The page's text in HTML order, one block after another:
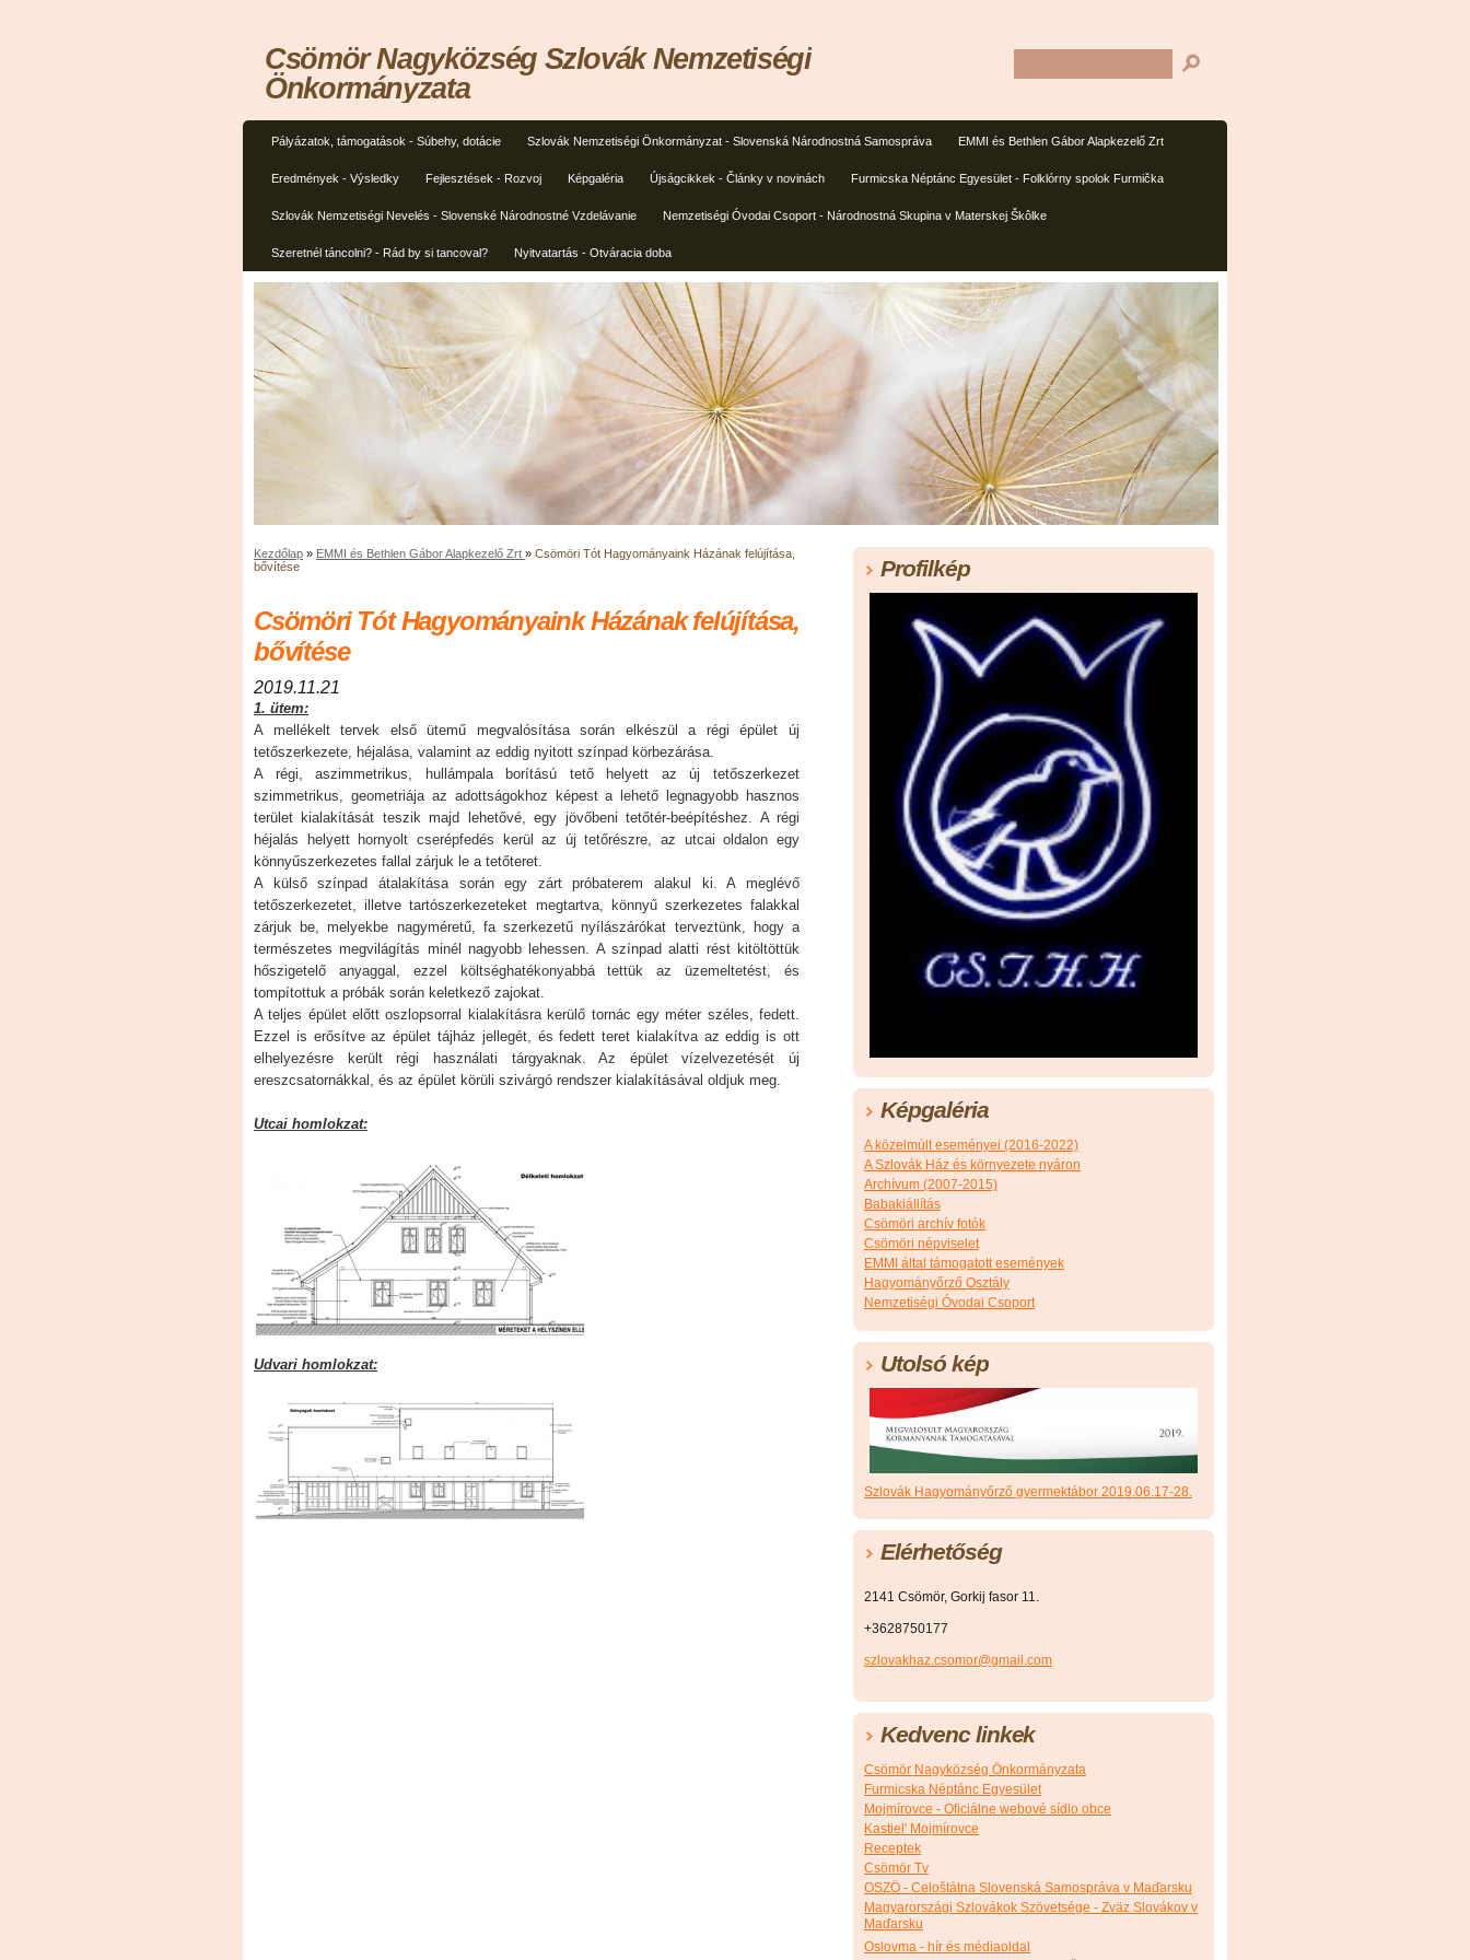
Pályázatok, támogatások - Súbehy, dotácie Szlovák Nemzetiségi Önkormányzat - Slovenská Národnostná Samospráva EMMI és Bethlen Gábor Alapkezelő Zrt
Eredmények - Výsledky Fejlesztések - Rozvoj Képgaléria Újságcikkek - Články v novinách Furmicska Néptánc Egyesület - Folklórny spolok Furmička
Szlovák Nemzetiségi Nevelés - Slovenské Národnostné Vzdelávanie Nemzetiségi Óvodai Csoport - Národnostná Skupina v Materskej Škôlke
Szeretnél táncolni? - Rád by si tancoval? Nyitvatartás - Otváracia doba
Csömör Nagyközség Szlovák Nemzetiségi
Önkormányzata
Kezdőlap » EMMI és Bethlen Gábor Alapkezelő Zrt » Csömöri Tót Hagyományaink Házának felújítása,
bővítése
Csömöri Tót Hagyományaink Házának felújítása,
bővítése
2019.11.21
1. ütem:
A mellékelt tervek első ütemű megvalósítása során elkészül a régi épület új
tetőszerkezete, héjalása, valamint az eddig nyitott színpad körbezárása.
A régi, aszimmetrikus, hullámpala borítású tető helyett az új tetőszerkezet
szimmetrikus, geometriája az adottságokhoz képest a lehető legnagyobb hasznos
terület kialakítását teszik majd lehetővé, egy jövőbeni tetőtér-beépítéshez. A régi
héjalás helyett hornyolt cserépfedés kerül az új tetőrészre, az utcai oldalon egy
könnyűszerkezetes fallal zárjuk le a tetőteret.
A külső színpad átalakítása során egy zárt próbaterem alakul ki. A meglévő
tetőszerkezetet, illetve tartószerkezeteket megtartva, könnyű szerkezetes falakkal
zárjuk be, melyekbe nagyméretű, fa szerkezetű nyílászárókat terveztünk, hogy a
természetes megvilágítás minél nagyobb lehessen. A színpad alatti rést kitöltöttük
hőszigetelő anyaggal, ezzel költséghatékonyabbá tettük az üzemeltetést, és
tompítottuk a próbák során keletkező zajokat.
A teljes épület előtt oszlopsorral kialakításra kerülő tornác egy méter széles, fedett.
Ezzel is erősítve az épület tájház jellegét, és fedett teret kialakítva az eddig is ott
elhelyezésre került régi használati tárgyaknak. Az épület vízelvezetését új
ereszcsatornákkal, és az épület körüli szivárgó rendszer kialakításával oldjuk meg.
Utcai homlokzat:
Udvari homlokzat:
Profilkép
Képgaléria
A közelmúlt eseményei (2016-2022)
A Szlovák Ház és környezete nyáron
Archívum (2007-2015)
Babakiállítás
Csömöri archív fotók
Csömöri népviselet
EMMI által támogatott események
Hagyományőrző Osztály
Nemzetiségi Óvodai Csoport
Utolsó kép
Szlovák Hagyományőrző gyermektábor 2019.06.17-28.
Elérhetőség
2141 Csömör, Gorkij fasor 11.
+3628750177
szlovakhaz.csomor@gmail.com
Kedvenc linkek
Csömör Nagyközség Önkormányzata
Furmicska Néptánc Egyesület
Mojmírovce - Oficiálne webové sídlo obce
Kastiel' Mojmírovce
Receptek
Csömör Tv
OSZÖ - Celoštátna Slovenská Samospráva v Maďarsku
Magyarországi Szlovákok Szövetsége - Zväz Slovákov v
Maďarsku
Oslovma - hír és médiaoldal